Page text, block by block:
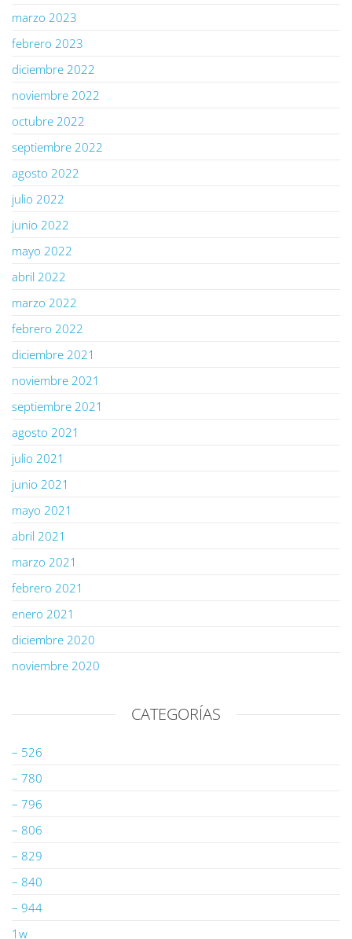
marzo 2023
febrero 2023
diciembre 2022
noviembre 2022
octubre 2022
septiembre 2022
agosto 2022
julio 2022
junio 2022
mayo 2022
abril 2022
marzo 2022
febrero 2022
diciembre 2021
noviembre 2021
septiembre 2021
agosto 2021
julio 2021
junio 2021
mayo 2021
abril 2021
marzo 2021
febrero 2021
enero 2021
diciembre 2020
noviembre 2020
CATEGORÍAS
– 526
– 780
– 796
– 806
– 829
– 840
– 944
1w